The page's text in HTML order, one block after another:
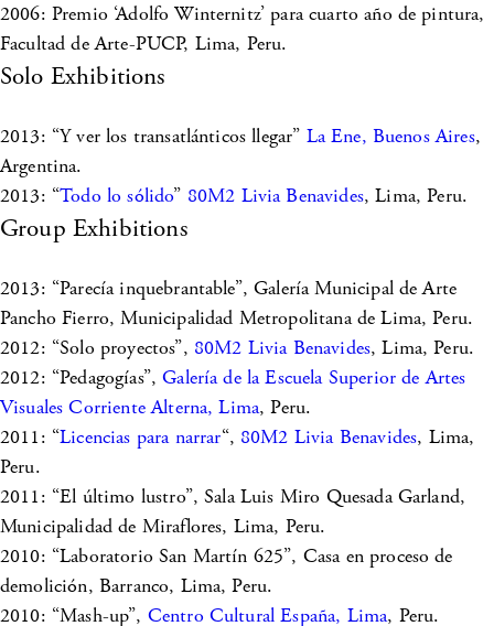
2006: Premio ‘Adolfo Winternitz’ para cuarto año de pintura,
Facultad de Arte-PUCP, Lima, Peru.
Solo Exhibitions
2013: “Y ver los transatlánticos llegar” La Ene, Buenos Aires,
Argentina.
2013: “Todo lo sólido” 80M2 Livia Benavides, Lima, Peru.
Group Exhibitions
2013: “Parecía inquebrantable”, Galería Municipal de Arte
Pancho Fierro, Municipalidad Metropolitana de Lima, Peru.
2012: “Solo proyectos”, 80M2 Livia Benavides, Lima, Peru.
2012: “Pedagogías”,Galería de la Escuela Superior de Artes
Visuales Corriente Alterna, Lima, Peru.
2011: “Licencias para narrar“, 80M2 Livia Benavides, Lima,
Peru.
2011: “El último lustro”, Sala Luis Miro Quesada Garland,
Municipalidad de Miraflores, Lima, Peru.
2010: “Laboratorio San Martín 625”, Casa en proceso de
demolición, Barranco, Lima, Peru.
2010: “Mash-up”, Centro Cultural España, Lima, Peru.